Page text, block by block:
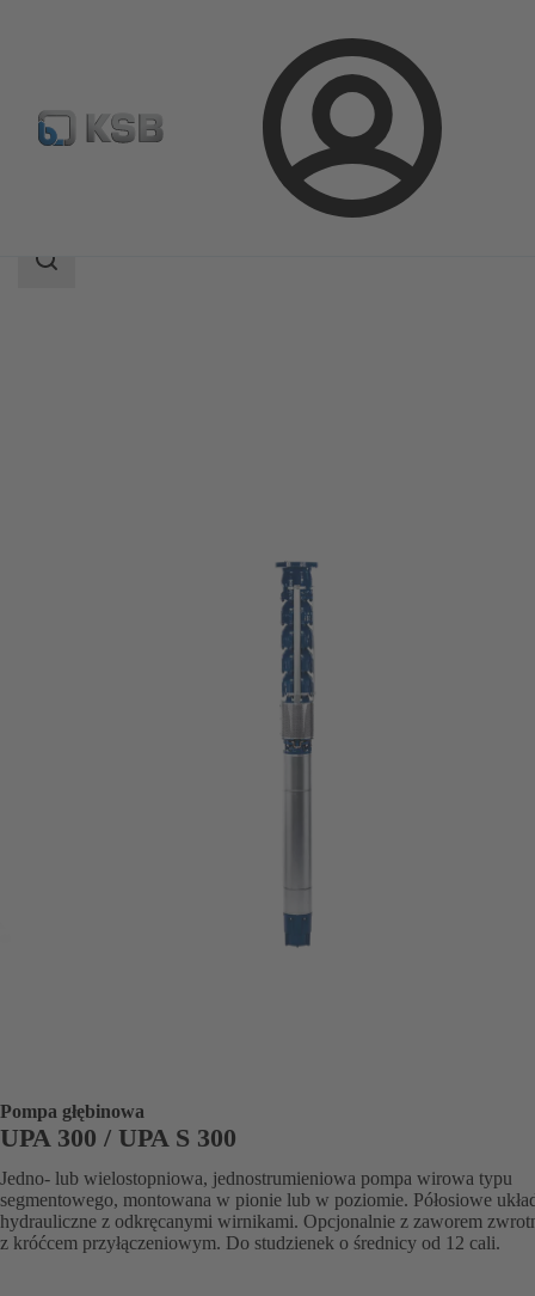
Login
Katalog produktów UPA 300 / UPA S 300
Zakres
Pompa głębinowa
UPA 300 / UPA S 300
Jedno- lub wielostopniowa, jednostrumieniowa pompa wirowa typu
segmentowego, montowana w pionie lub w poziomie. Półosiowe
hydrauliczne z odkręcanymi wirnikami. Opcjonalnie z zaworem
z króćcem przyłączeniowym. Do studzienek o średnicy od 12 cali.